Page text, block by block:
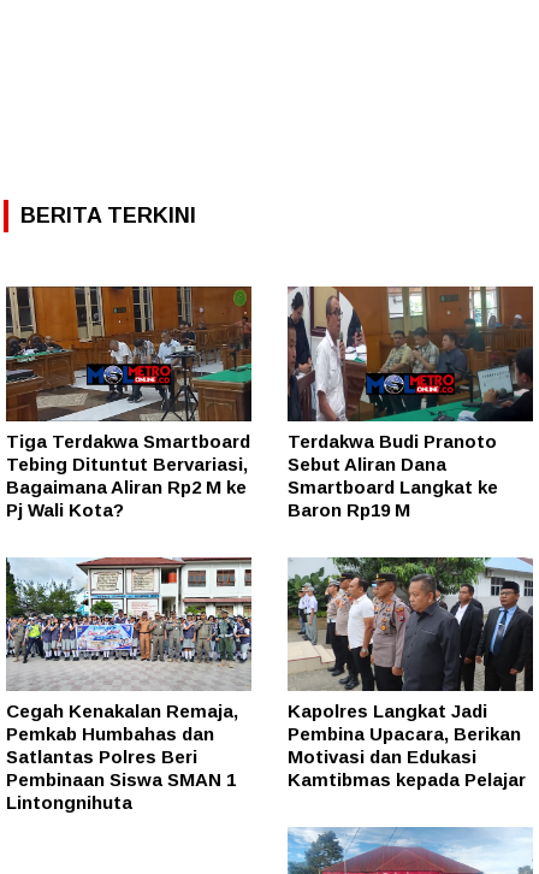
BERITA TERKINI
Tiga Terdakwa Smartboard
Tebing Dituntut Bervariasi,
Bagaimana Aliran Rp2 M ke
Pj Wali Kota?
Terdakwa Budi Pranoto
Sebut Aliran Dana
Smartboard Langkat ke
Baron Rp19 M
Cegah Kenakalan Remaja,
Pemkab Humbahas dan
Satlantas Polres Beri
Pembinaan Siswa SMAN 1
Lintongnihuta
Kapolres Langkat Jadi
Pembina Upacara, Berikan
Motivasi dan Edukasi
Kamtibmas kepada Pelajar